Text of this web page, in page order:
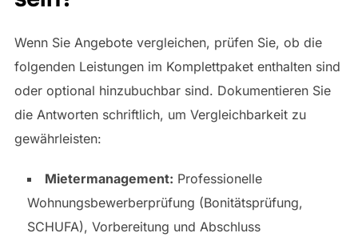
Wenn Sie Angebote vergleichen, prüfen Sie, ob die
folgenden Leistungen im Komplettpaket enthalten sind
oder optional hinzubuchbar sind. Dokumentieren Sie
die Antworten schriftlich, um Vergleichbarkeit zu
gewährleisten:
Mietermanagement: Professionelle
Wohnungsbewerberprüfung (Bonitätsprüfung,
SCHUFA), Vorbereitung und Abschluss